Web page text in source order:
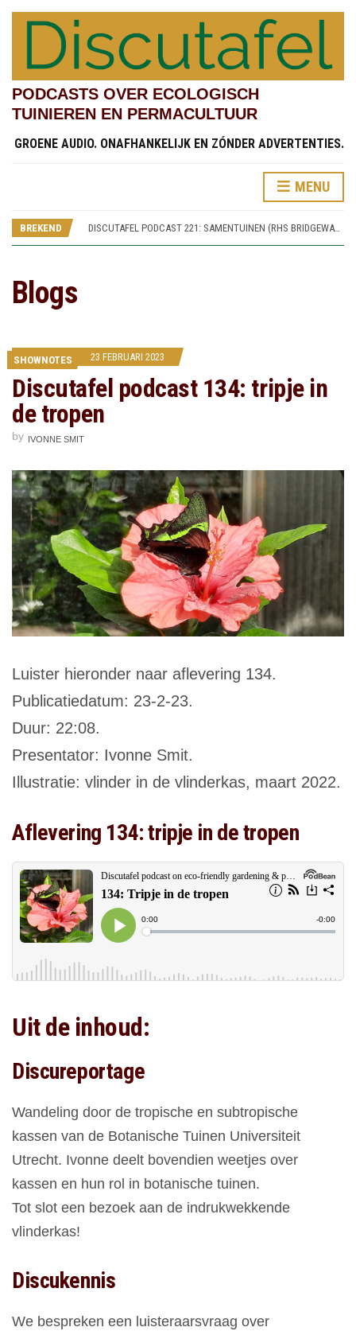
PODCASTS OVER ECOLOGISCH
TUINIEREN EN PERMACULTUUR
GROENE AUDIO. ONAFHANKELIJK EN ZÓNDER ADVERTENTIES.
MENU
BREKEND
DISCUTAFEL PODCAST 220: SPOREN VAN WORSLEY NEW HALL (RHS BRIDGEWATER 5)
DISCUTAFEL PODCAST 219: TESTVELDEN EN CHINESE STREAMSIDE GARDEN (RHS BRIDGEWATER 4)
Blogs
SHOWNOTES 23 FEBRUARI 2023
Discutafel podcast 134: tripje in
de tropen
by IVONNE SMIT
Luister hieronder naar aflevering 134.
Publicatiedatum: 23-2-23.
Duur: 22:08.
Presentator: Ivonne Smit.
Illustratie: vlinder in de vlinderkas, maart 2022.
Aflevering 134: tripje in de tropen
Uit de inhoud:
Discureportage
Wandeling door de tropische en subtropische
kassen van de Botanische Tuinen Universiteit
Utrecht. Ivonne deelt bovendien weetjes over
kassen en hun rol in botanische tuinen.
Tot slot een bezoek aan de indrukwekkende
vlinderkas!
Discukennis
We bespreken een luisteraarsvraag over